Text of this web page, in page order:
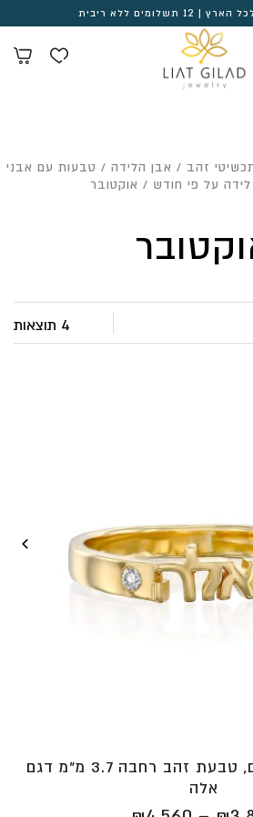
ללא ריבית
זהב / אבן הלידה / טבעות עם אבני
לידה על פי חודש / אוקטובר
4 תוצאות
טבעת שם ויהלומים, טבעת זהב רחבה 3.7 מ"מ דגם
אלה